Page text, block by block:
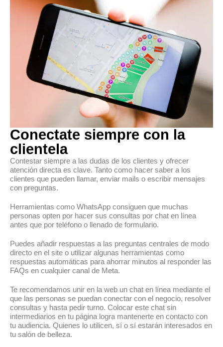
Conectate siempre con la
clientela
Contestar siempre a las dudas de los clientes y ofrecer
atención directa es clave. Tanto como hacer saber a los
clientes que pueden llamar, enviar mails o escribir mensajes
con preguntas.
Herramientas como WhatsApp consiguen que muchas
personas opten por hacer sus consultas por chat en línea
antes que por teléfono o llenado de formulario.
Puedes añadir respuestas a las preguntas centrales de modo
directo en el site o utilizar algunas herramientas como
respuestas automáticas para ahorrar minutos al responder las
FAQs en cualquier canal de Meta.
Te recomendamos unir en la web un chat en línea mediante el
que las personas se puedan conectar con el negocio, resolver
consultas y hasta pedir turno. Colocar este chat sin
intermediarios en tu página logra mantenerte en contacto con
tu audiencia. Quienes lo utilicen, sí o sí estarán interesados en
tu salón de belleza.